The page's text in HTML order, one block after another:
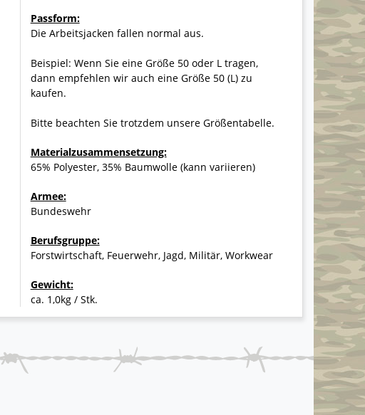
Passform:
Die Arbeitsjacken fallen normal aus.
Beispiel: Wenn Sie eine Größe 50 oder L tragen,
dann empfehlen wir auch eine Größe 50 (L) zu
kaufen.
Bitte beachten Sie trotzdem unsere Größentabelle.
Materialzusammensetzung:
65% Polyester, 35% Baumwolle (kann variieren)
Armee:
Bundeswehr
Berufsgruppe:
Forstwirtschaft, Feuerwehr, Jagd, Militär, Workwear
Gewicht:
ca. 1,0kg / Stk.